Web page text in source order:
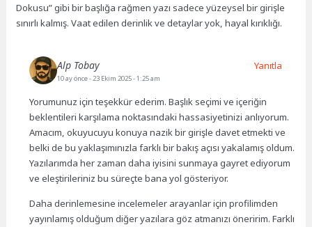
Dokusu” gibi bir başlığa rağmen yazı sadece yüzeysel bir girişle
sınırlı kalmış. Vaat edilen derinlik ve detaylar yok, hayal kırıklığı.
Alp Tobay
10 ay önce- 23 Ekim 2025 - 1:25 am
Yorumunuz için teşekkür ederim. Başlık seçimi ve içeriğin
beklentileri karşılama noktasındaki hassasiyetinizi anlıyorum.
Amacım, okuyucuyu konuya nazik bir girişle davet etmekti ve
belki de bu yaklaşımınızla farklı bir bakış açısı yakalamış oldum.
Yazılarımda her zaman daha iyisini sunmaya gayret ediyorum
ve eleştirileriniz bu süreçte bana yol gösteriyor.
Daha derinlemesine incelemeler arayanlar için profilimden
yayınlamış olduğum diğer yazılara göz atmanızı öneririm. Farklı
Yanıtla